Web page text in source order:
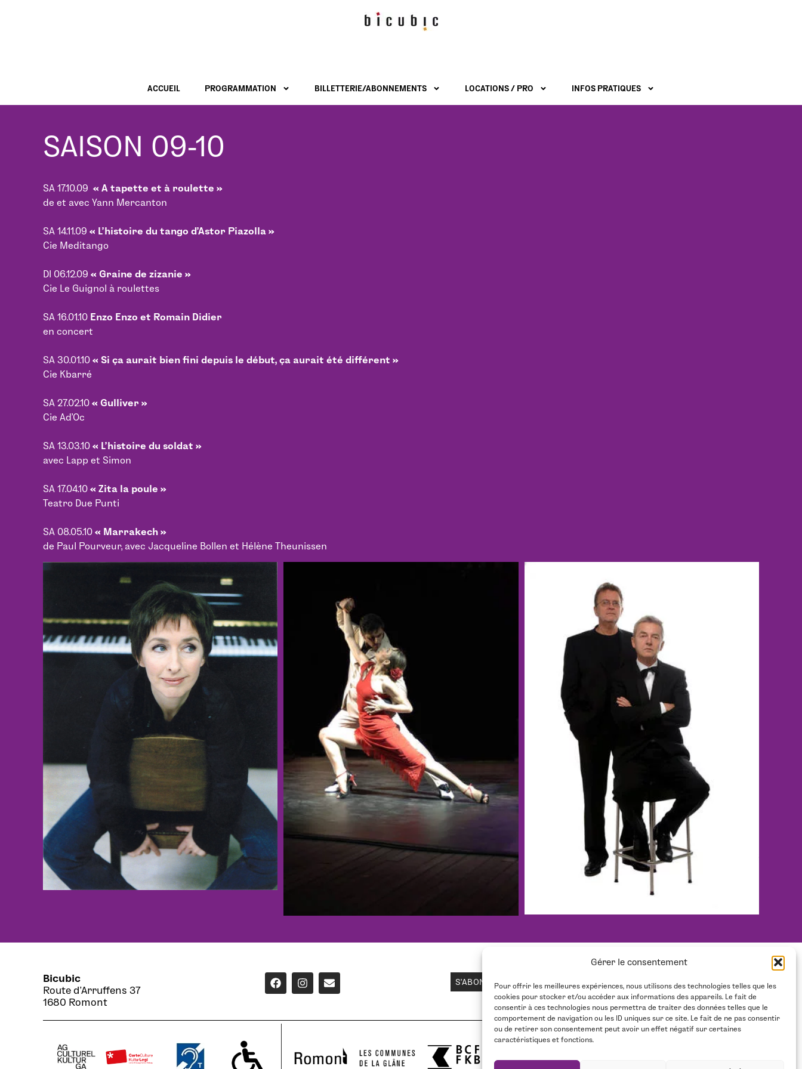
Gérer le consentement
Pour offrir les meilleures expériences, nous utilisons des technologies telles que les
cookies pour stocker et/ou accéder aux informations des appareils. Le fait de
consentir à ces technologies nous permettra de traiter des données telles que le
comportement de navigation ou les ID uniques sur ce site. Le fait de ne pas consentir
ou de retirer son consentement peut avoir un effet négatif sur certaines
caractéristiques et fonctions.
ACCUEIL PROGRAMMATION BILLETTERIE/ABONNEMENTS LOCATIONS / PRO INFOS PRATIQUES
SAISON 09-10
SA 17.10.09 « A tapette et à roulette »
de et avec Yann Mercanton
SA 14.11.09 « L’histoire du tango d’Astor Piazolla »
Cie Meditango
DI 06.12.09 « Graine de zizanie »
Cie Le Guignol à roulettes
SA 16.01.10 Enzo Enzo et Romain Didier
en concert
SA 30.01.10 « Si ça aurait bien fini depuis le début, ça aurait été différent »
Cie Kbarré
SA 27.02.10 « Gulliver »
Cie Ad’Oc
SA 13.03.10 « L’histoire du soldat »
avec Lapp et Simon
SA 17.04.10 « Zita la poule »
Teatro Due Punti
SA 08.05.10 « Marrakech »
de Paul Pourveur, avec Jacqueline Bollen et Hélène Theunissen
Bicubic
Route d’Arruffens 37
1680 Romont
S'ABONNER À LA NEWSLETTER NOUS SOUTENIR